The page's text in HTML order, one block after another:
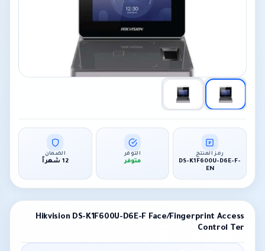
رمز المنتج
DS-K1F600U-D6E-F-
EN
التوفر
متوفر
الضمان
12 شهراً
Hikvision DS-K1F600U-D6E-F Face/Fingerprint Access
Control Ter